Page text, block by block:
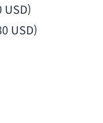
USD)
USD)